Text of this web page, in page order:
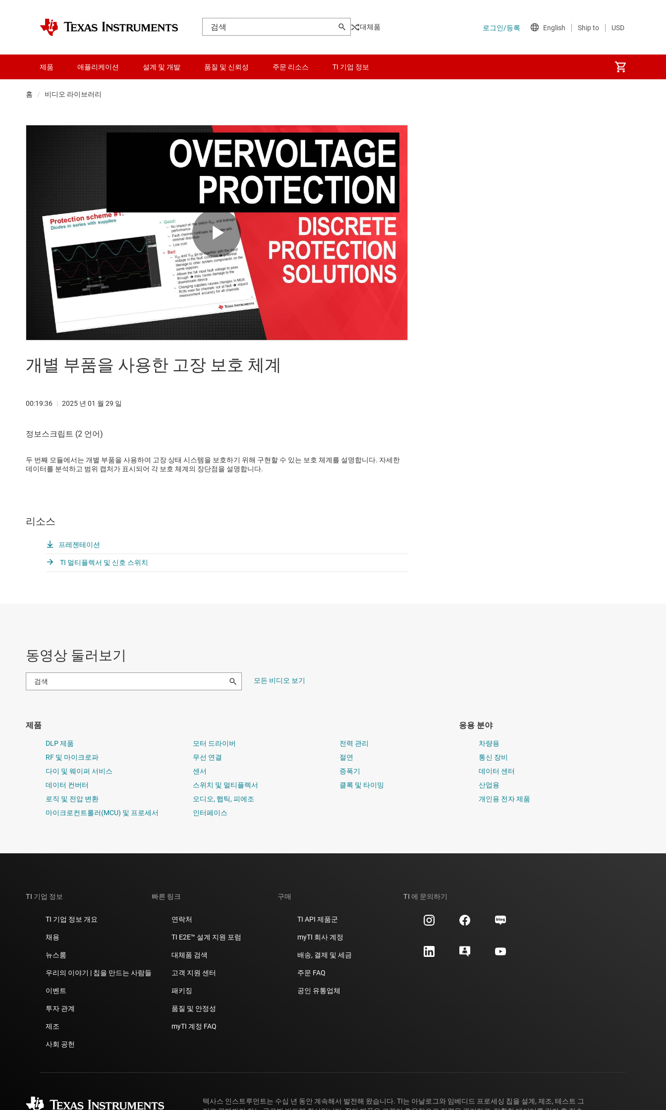
대체품
제품 애플리케이션 설계 및 개발 품질 및 신뢰성 주문 리소스 TI 기업 정보
홈 비디오 라이브러리
Play
Video
개별 부품을 사용한 고장 보호 체계
00:19:36 | 2025 년 01 월 29 일
두 번째 모듈에서는 개별 부품을 사용하여 고장 상태 시스템을 보호하기 위해 구현할 수 있는 보호 체계를 설명합니다. 자세한
데이터를 분석하고 범위 캡처가 표시되어 각 보호 체계의 장단점을 설명합니다.
리소스
프레젠테이션
TI 멀티플렉서 및 신호 스위치
동영상 둘러보기
모든 비디오 보기
제품
DLP 제품
RF 및 마이크로파
다이 및 웨이퍼 서비스
데이터 컨버터
로직 및 전압 변환
마이크로컨트롤러(MCU) 및 프로세서
모터 드라이버
무선 연결
센서
스위치 및 멀티플렉서
오디오, 햅틱, 피에조
인터페이스
전력 관리
절연
증폭기
클록 및 타이밍
응용 분야
차량용
통신 장비
데이터 센터
산업용
개인용 전자 제품
TI 기업 정보
TI 기업 정보 개요
채용
뉴스룸
우리의 이야기 | 칩을 만드는 사람들
이벤트
투자 관계
제조
사회 공헌
빠른 링크
연락처
TI E2E™ 설계 지원 포럼
대체품 검색
고객 지원 센터
패키징
품질 및 안정성
myTI 계정 FAQ
구매
TI API 제품군
myTI 회사 계정
배송, 결제 및 세금
주문 FAQ
공인 유통업체
TI 에 문의하기
텍사스 인스트루먼트는 수십 년 동안 계속해서 발전해 왔습니다. TI는 아날로그와 임베디드 프로세싱 칩을 설계, 제조, 테스트 그